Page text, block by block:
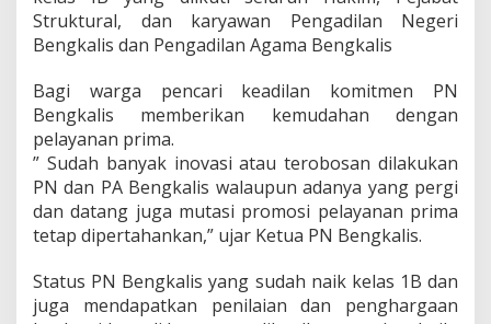
Struktural, dan karyawan Pengadilan Negeri
Bengkalis dan Pengadilan Agama Bengkalis
Bagi warga pencari keadilan komitmen PN
Bengkalis memberikan kemudahan dengan
pelayanan prima.
” Sudah banyak inovasi atau terobosan dilakukan
PN dan PA Bengkalis walaupun adanya yang pergi
dan datang juga mutasi promosi pelayanan prima
tetap dipertahankan,” ujar Ketua PN Bengkalis.
Status PN Bengkalis yang sudah naik kelas 1B dan
juga mendapatkan penilaian dan penghargaan